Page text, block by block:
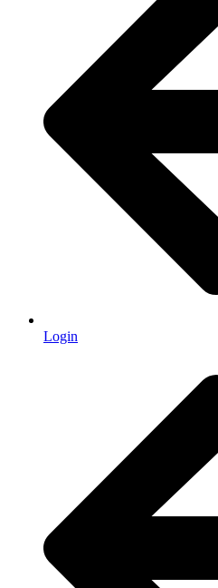
Login